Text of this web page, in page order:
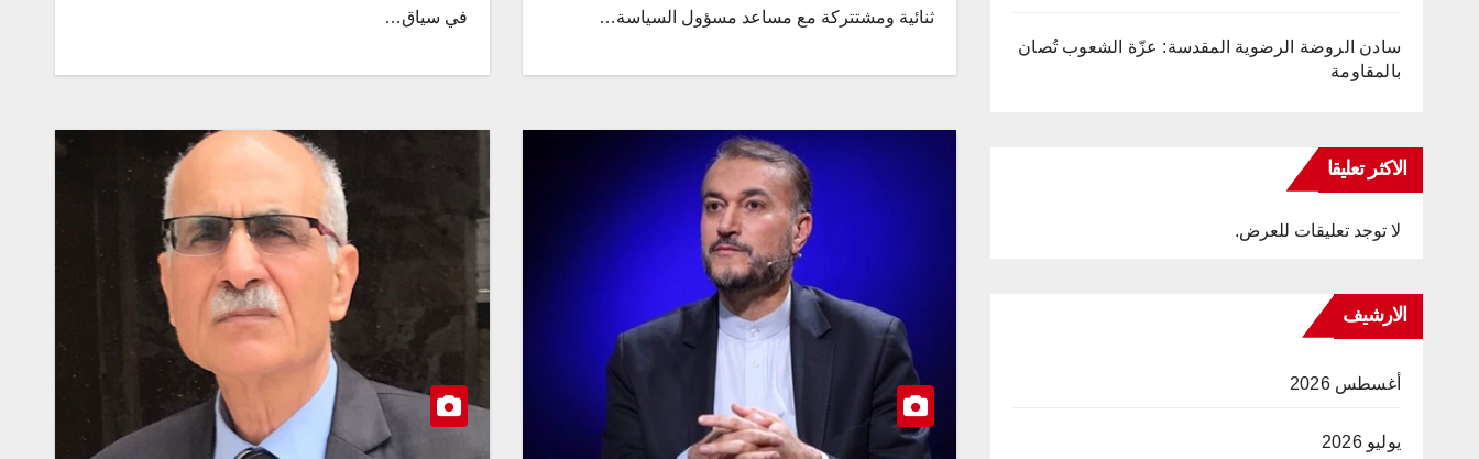
سادن الروضة الرضوية المقدسة: عزّة الشعوب تُصان
بالمقاومة
الاكثر تعليقا
لا توجد تعليقات للعرض.
الارشيف
أغسطس 2026
يوليو 2026
ثنائية ومشتتركة مع مساعد مسؤول السياسة…
في سياق…